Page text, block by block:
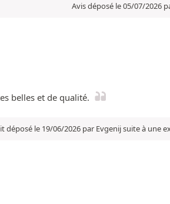
Avis déposé le 05/07/2026
belles et de qualité.
déposé le 19/06/2026 par Evgenij suite à une